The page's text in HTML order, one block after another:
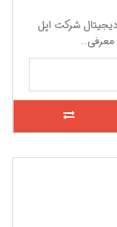
شركت اپل